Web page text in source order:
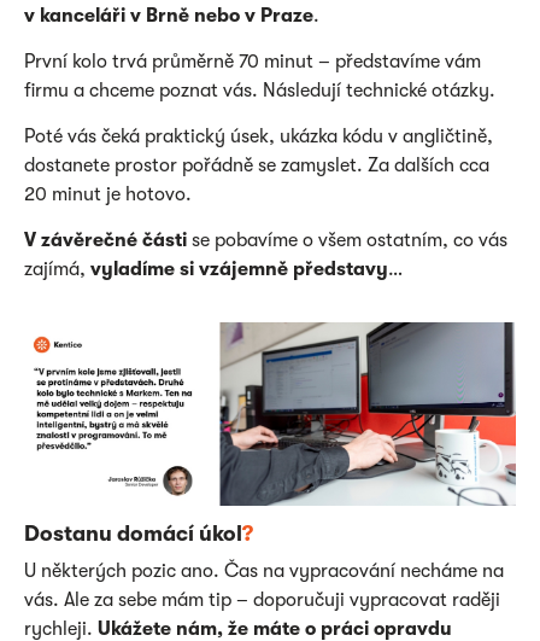
v kanceláři v Brně nebo v Praze.
První kolo trvá průměrně 70 minut – představíme vám
firmu a chceme poznat vás. Následují technické otázky.
Poté vás čeká praktický úsek, ukázka kódu v angličtině,
dostanete prostor pořádně se zamyslet. Za dalších cca
20 minut je hotovo.
V závěrečné části se pobavíme o všem ostatním, co vás
zajímá, vyladíme si vzájemně představy…
Dostanu domácí úkol?
U některých pozic ano. Čas na vypracování necháme na
vás. Ale za sebe mám tip – doporučuji vypracovat raději
rychleji. Ukážete nám, že máte o práci opravdu